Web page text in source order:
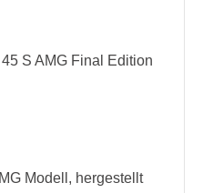
S AMG Final Edition
Modell, hergestellt